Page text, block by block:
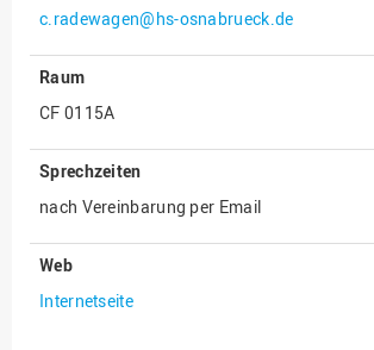
IT Service Center
Kommunikation und
Marketing
Nachhaltigkeit
Personal
Personalentwicklung
c.radewagen@hs-osnabrueck.de
Raum
CF 0115A
Sprechzeiten
nach Vereinbarung per Email
Web
Internetseite